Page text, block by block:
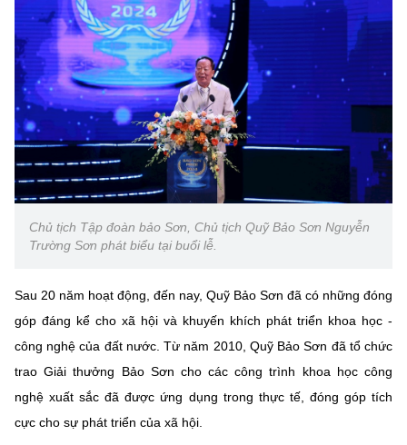
Chủ tịch Tập đoàn bảo Sơn, Chủ tịch Quỹ Bảo Sơn Nguyễn
Trường Sơn phát biểu tại buổi lễ.
Sau 20 năm hoạt động, đến nay, Quỹ Bảo Sơn đã có những đóng
góp đáng kể cho xã hội và khuyến khích phát triển khoa học -
công nghệ của đất nước. Từ năm 2010, Quỹ Bảo Sơn đã tổ chức
trao Giải thưởng Bảo Sơn cho các công trình khoa học công
nghệ xuất sắc đã được ứng dụng trong thực tế, đóng góp tích
cực cho sự phát triển của xã hội.